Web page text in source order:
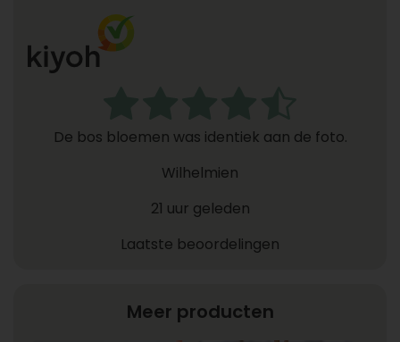
De bos bloemen was identiek aan de foto.
Wilhelmien
21 uur geleden
Laatste beoordelingen
Meer producten